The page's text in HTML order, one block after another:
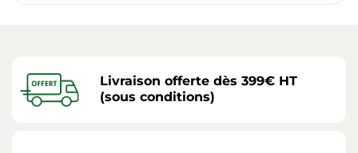
Livraison offerte dès 399€ HT
(sous conditions)